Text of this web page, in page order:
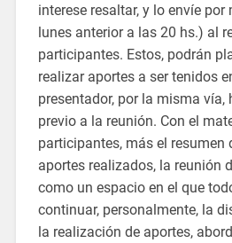
interese resaltar, y lo envíe
lunes anterior a las 20 hs.) al
participantes. Estos, podrán
realizar aportes a ser tenidos
presentador, por la misma vía,
previo a la reunión. Con el
participantes, más el resumen
aportes realizados, la reunión
como un espacio en el que
continuar, personalmente, la
la realización de aportes,